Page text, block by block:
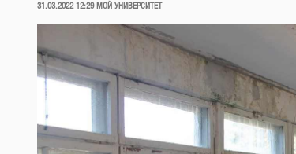
ОПУБЛИКОВАНО
31.03.2022 12:29 МОЙ УНИВЕРСИТЕТ